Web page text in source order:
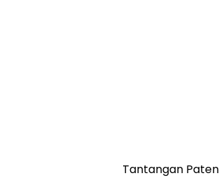
Tantangan Paten